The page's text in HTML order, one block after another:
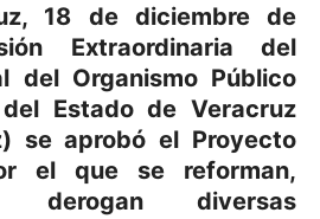
18 de diciembre de
Extraordinaria del
del Organismo Público
Estado de Veracruz
se aprobó el Proyecto
el que se reforman,
derogan diversas